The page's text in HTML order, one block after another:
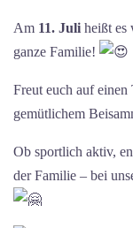
Am 11. Juli heißt es
ganze Familie!
Freut euch auf
gemütlichem
Ob sportlich aktiv,
der Familie – bei